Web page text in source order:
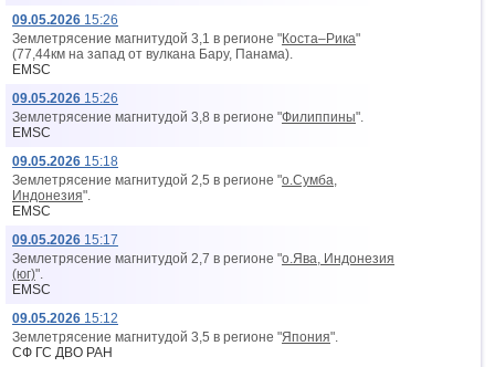
09.05.2026 15:26
Землетрясение магнитудой 3,1 в регионе "Коста–Рика"
(77,44км на запад от вyлкана Бару, Панама).
EMSC
09.05.2026 15:26
Землетрясение магнитудой 3,8 в регионе "Филиппины".
EMSC
09.05.2026 15:18
Землетрясение магнитудой 2,5 в регионе "о.Сумба,
Индонезия".
EMSC
09.05.2026 15:17
Землетрясение магнитудой 2,7 в регионе "о.Ява, Индонезия
(юг)".
EMSC
09.05.2026 15:12
Землетрясение магнитудой 3,5 в регионе "Япония".
СФ ГС ДВО РАН